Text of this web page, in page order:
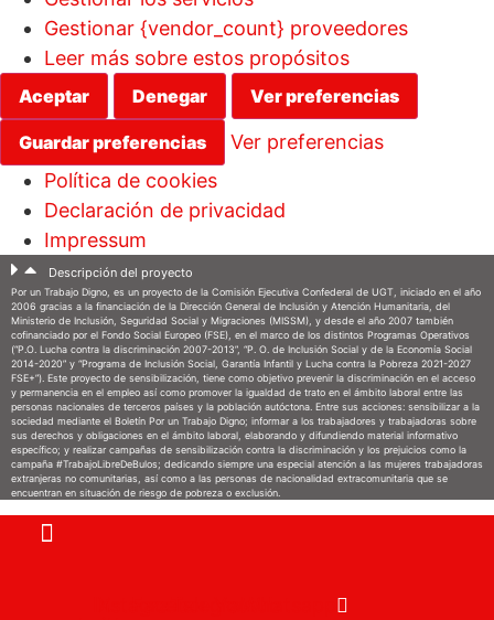
Gestionar {vendor_count} proveedores
Leer más sobre estos propósitos
Aceptar Denegar Ver preferencias
Guardar preferencias
Ver preferencias
Política de cookies
Declaración de privacidad
Impressum
Ir
al
contenido
Descripción del proyecto
Por un Trabajo Digno, es un proyecto de la Comisión Ejecutiva Confederal de UGT, iniciado en el año
2006 gracias a la financiación de la Dirección General de Inclusión y Atención Humanitaria, del
Ministerio de Inclusión, Seguridad Social y Migraciones (MISSM), y desde el año 2007 también
cofinanciado por el Fondo Social Europeo (FSE), en el marco de los distintos Programas Operativos
(“P.O. Lucha contra la discriminación 2007-2013”, “P. O. de Inclusión Social y de la Economía Social
2014-2020” y “Programa de Inclusión Social, Garantía Infantil y Lucha contra la Pobreza 2021-2027
FSE+”). Este proyecto de sensibilización, tiene como objetivo prevenir la discriminación en el acceso
y permanencia en el empleo así como promover la igualdad de trato en el ámbito laboral entre las
personas nacionales de terceros países y la población autóctona. Entre sus acciones: sensibilizar a la
sociedad mediante el Boletín Por un Trabajo Digno; informar a los trabajadores y trabajadoras sobre
sus derechos y obligaciones en el ámbito laboral, elaborando y difundiendo material informativo
específico; y realizar campañas de sensibilización contra la discriminación y los prejuicios como la
campaña #TrabajoLibreDeBulos; dedicando siempre una especial atención a las mujeres trabajadoras
extranjeras no comunitarias, así como a las personas de nacionalidad extracomunitaria que se
encuentran en situación de riesgo de pobreza o exclusión.